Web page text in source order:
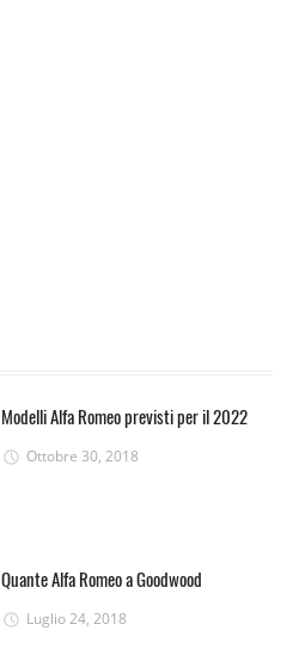
Modelli Alfa Romeo previsti per il 2022
Ottobre 30, 2018
Quante Alfa Romeo a Goodwood
Luglio 24, 2018